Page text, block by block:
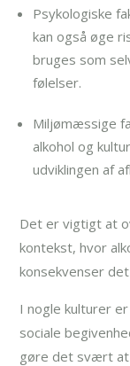
Psykologiske
kan også øge
bruges som
følelser.
Miljømæssige
alkohol og
udviklingen af
Det er vigtigt at
kontekst, hvor
konsekvenser
I nogle kulturer
sociale
gøre det svært